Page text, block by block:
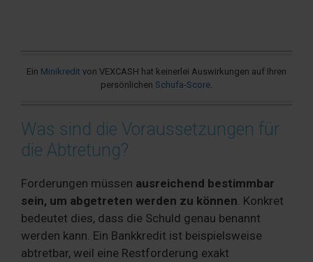
Ein Minikredit von VEXCASH hat keinerlei Auswirkungen auf Ihren
persönlichen Schufa-Score.
Was sind die Voraussetzungen für
die Abtretung?
Forderungen müssen ausreichend bestimmbar
sein, um abgetreten werden zu können. Konkret
bedeutet dies, dass die Schuld genau benannt
werden kann. Ein Bankkredit ist beispielsweise
abtretbar, weil eine Restforderung exakt